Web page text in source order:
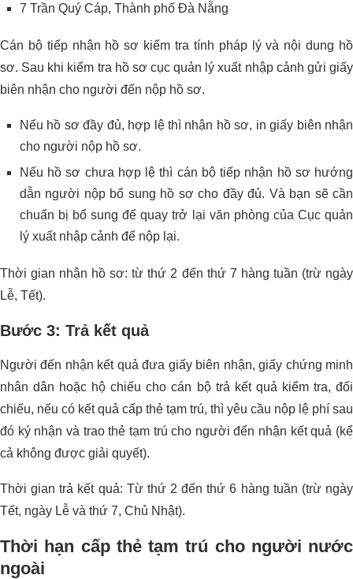
7 Trần Quý Cáp, Thành phố Đà Nẵng
Cán bộ tiếp nhận hồ sơ kiểm tra tính pháp lý và nội dung hồ
sơ. Sau khi kiểm tra hồ sơ cục quản lý xuất nhập cảnh gửi giấy
biên nhận cho người đến nộp hồ sơ.
Nếu hồ sơ đầy đủ, hợp lệ thì nhận hồ sơ, in giấy biên nhận
cho người nộp hồ sơ.
Nếu hồ sơ chưa hợp lệ thì cán bộ tiếp nhận hồ sơ hướng
dẫn người nộp bổ sung hồ sơ cho đầy đủ. Và bạn sẽ cần
chuẩn bị bổ sung để quay trở lại văn phòng của Cục quản
lý xuất nhập cảnh để nộp lại.
Thời gian nhận hồ sơ: từ thứ 2 đến thứ 7 hàng tuần (trừ ngày
Lễ, Tết).
Bước 3: Trả kết quả
Người đến nhận kết quả đưa giấy biên nhận, giấy chứng minh
nhân dân hoặc hộ chiếu cho cán bộ trả kết quả kiểm tra, đối
chiếu, nếu có kết quả cấp thẻ tạm trú, thì yêu cầu nộp lệ phí sau
đó ký nhận và trao thẻ tạm trú cho người đến nhận kết quả (kể
cả không được giải quyết).
Thời gian trả kết quả: Từ thứ 2 đến thứ 6 hàng tuần (trừ ngày
Tết, ngày Lễ và thứ 7, Chủ Nhật).
Thời hạn cấp thẻ tạm trú cho người nước
ngoài